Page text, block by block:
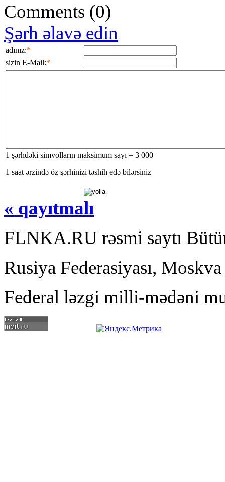
Comments (0)
Şərh əlavə edin
adınız:*
sizin E-Mail:*
1 şərhdəki simvolların maksimum sayı = 3 000
1 saat ərzində öz şərhinizi təshih edə bilərsiniz
« qayıtmalı
FLNKA.RU rəsmi saytı
Rusiya Federasiyası,
Federal ləzgi milli-mədəni